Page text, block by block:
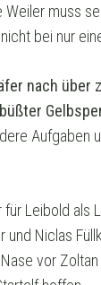
Weiler muss
bei nur
nach über
Aufgaben
Leibold als
und Niclas
vor